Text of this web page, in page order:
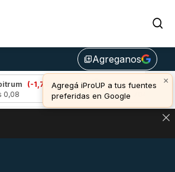
library_addAgreganos
×
Agregá iProUP a tus fuentes
preferidas en Google
Bitcoin
(0,83%)
u$s 64.704,00
SEÑAL DEFINE LOS PRECIOS DE